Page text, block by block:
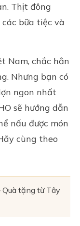
Thịt đông
bữa tiệc và
Nam, chắc hẳn
Nhưng bạn có
ngon nhất
sẽ hướng dẫn
nấu được món
cùng theo
Quà tặng từ Tây